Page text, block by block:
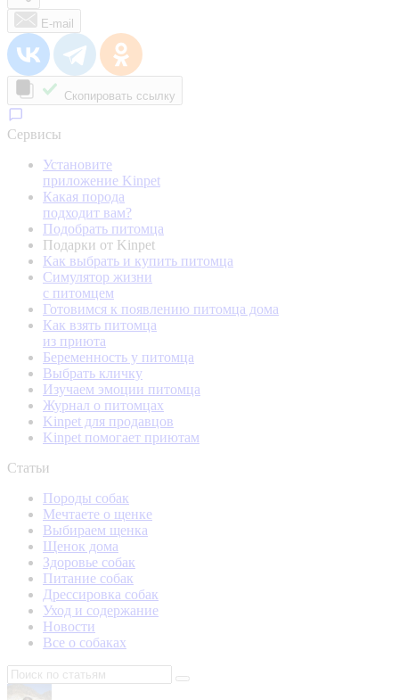
E-mail
Скопировать ссылку
Сервисы
Установите
приложение Kinpet
Какая порода
подходит вам?
Подобрать питомца
Подарки от Kinpet
Как выбрать и купить питомца
Симулятор жизни
с питомцем
Готовимся к появлению питомца дома
Как взять питомца
из приюта
Беременность у питомца
Выбрать кличку
Изучаем эмоции питомца
Журнал о питомцах
Kinpet для продавцов
Kinpet помогает приютам
Статьи
Породы собак
Мечтаете о щенке
Выбираем щенка
Щенок дома
Здоровье собак
Питание собак
Дрессировка собак
Уход и содержание
Новости
Все о собаках